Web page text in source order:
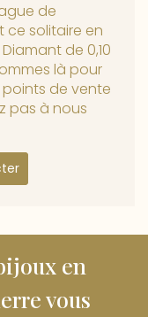
de
ce solitaire en
de 0,10
là pour
de vente
pas à nous
en
vous